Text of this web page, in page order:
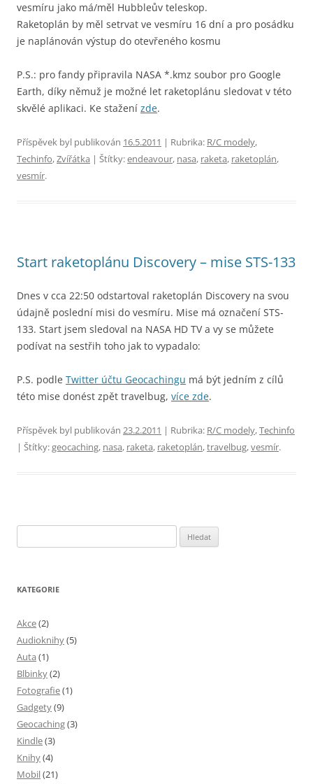
vesmíru jako má/měl Hubbleův teleskop.
Raketoplán by měl setrvat ve vesmíru 16 dní a pro posádku
je naplánován výstup do otevřeného kosmu
P.S.: pro fandy připravila NASA *.kmz soubor pro Google
Earth, díky němuž je možné let raketoplánu sledovat v této
skvělé aplikaci. Ke stažení zde.
Příspěvek byl publikován 16.5.2011 | Rubrika: R/C modely,
Techinfo,Zvířátka | Štítky:endeavour, nasa, raketa, raketoplán,
vesmír.
Start raketoplánu Discovery – mise STS-133
Dnes v cca 22:50 odstartoval raketoplán Discovery na svou
údajně poslední misi do vesmíru. Mise má označení STS-
133. Start jsem sledoval na NASA HD TV a vy se můžete
podívat na sestřih toho jak to vypadalo:
P.S. podle Twitter účtu Geocachingu má být jedním z cílů
této mise donést zpět travelbug, více zde.
Příspěvek byl publikován 23.2.2011 | Rubrika: R/C modely,Techinfo
| Štítky:geocaching, nasa, raketa, raketoplán,travelbug,vesmír.
KATEGORIE
Akce(2)
Audioknihy(5)
Auta (1)
Blbinky(2)
Fotografie(1)
Gadgety(9)
Geocaching(3)
Kindle(3)
Knihy(4)
Mobil(21)